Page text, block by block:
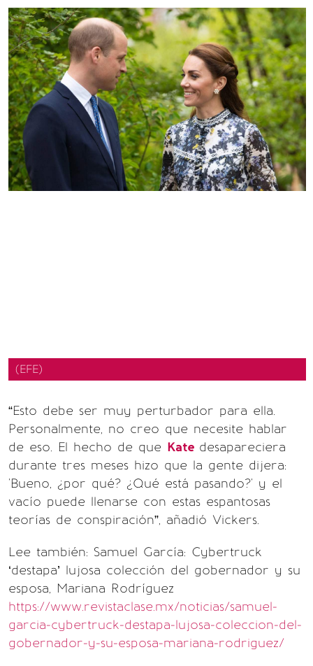
(EFE)
“Esto debe ser muy perturbador para ella.
Personalmente, no creo que necesite hablar
de eso. El hecho de que Kate desapareciera
durante tres meses hizo que la gente dijera:
'Bueno, ¿por qué? ¿Qué está pasando?' y el
vacío puede llenarse con estas espantosas
teorías de conspiración”, añadió Vickers.
Lee también: Samuel García: Cybertruck
‘destapa’ lujosa colección del gobernador y su
esposa, Mariana Rodríguez
https://www.revistaclase.mx/noticias/samuel-
garcia-cybertruck-destapa-lujosa-coleccion-del-
gobernador-y-su-esposa-mariana-rodriguez/